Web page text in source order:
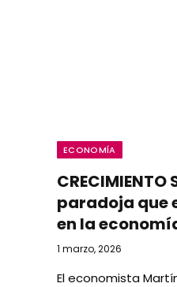
ECONOMÍA
CRECIMIENTO
paradoja que
en la
1 marzo, 2026
El economista